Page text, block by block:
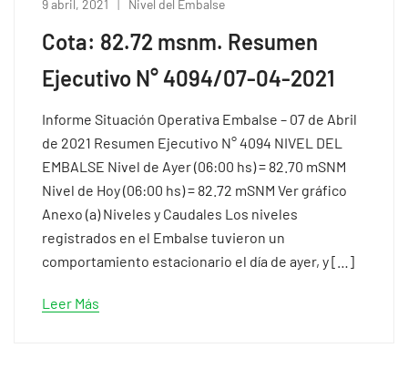
9 abril, 2021 Nivel del Embalse
Cota: 82.72 msnm. Resumen
Ejecutivo N° 4094/07-04-2021
Informe Situación Operativa Embalse – 07 de Abril
de 2021 Resumen Ejecutivo N° 4094 NIVEL DEL
EMBALSE Nivel de Ayer (06:00 hs) = 82.70 mSNM
Nivel de Hoy (06:00 hs) = 82.72 mSNM Ver gráfico
Anexo (a) Niveles y Caudales Los niveles
registrados en el Embalse tuvieron un
comportamiento estacionario el día de ayer, y […]
Leer Más